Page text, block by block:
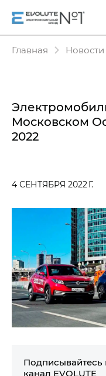
Главная Новости
Московском
2022
4 СЕНТЯБРЯ 2022 Г.
канал EVOLUTE